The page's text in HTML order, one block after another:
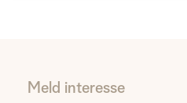
Meld interesse